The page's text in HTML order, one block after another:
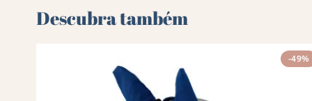
Descubra também 🌻
-49%